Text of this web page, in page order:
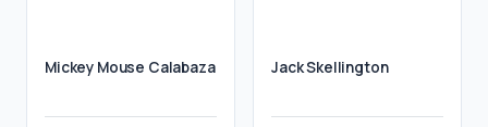
Mickey Mouse Calabaza Jack Skellington